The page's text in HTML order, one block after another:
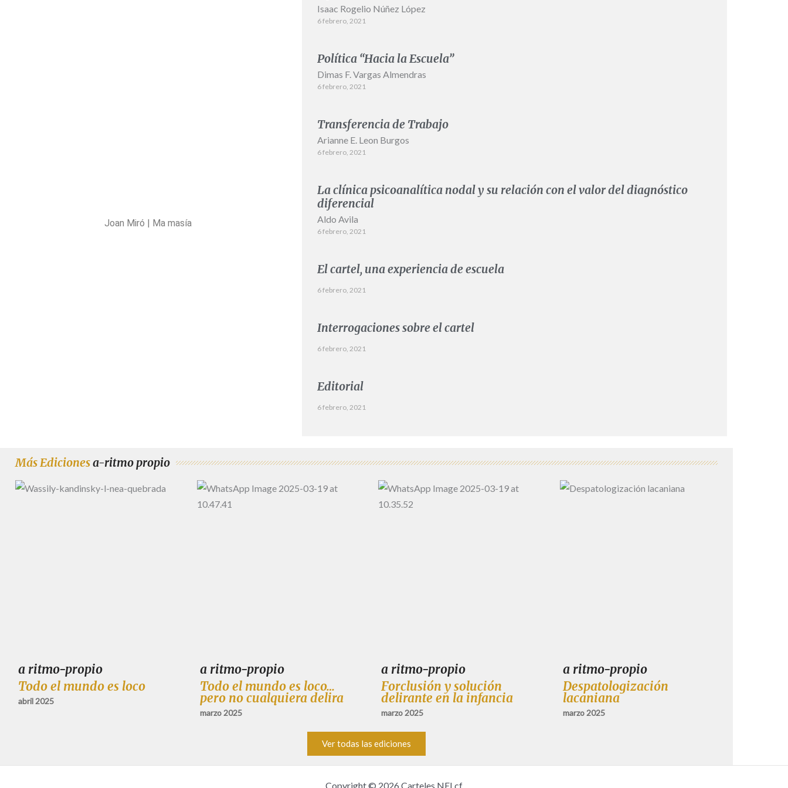
Joan Miró | Ma masía
Isaac Rogelio Núñez López
6 febrero, 2021
Política “Hacia la Escuela”
Dimas F. Vargas Almendras
6 febrero, 2021
Transferencia de Trabajo
Arianne E. Leon Burgos
6 febrero, 2021
La clínica psicoanalítica nodal y su relación con el valor del diagnóstico
diferencial
Aldo Avila
6 febrero, 2021
El cartel, una experiencia de escuela
6 febrero, 2021
Interrogaciones sobre el cartel
6 febrero, 2021
Editorial
6 febrero, 2021
Más Edicionesa-ritmo propio
a ritmo-propio
Todo el mundo es loco
abril 2025
a ritmo-propio
Todo el mundo es loco…
pero no cualquiera delira
marzo 2025
a ritmo-propio
Forclusión y solución
delirante en la infancia
marzo 2025
a ritmo-propio
Despatologización
lacaniana
marzo 2025
Ver todas las ediciones
Copyright © 2026 Carteles NELcf